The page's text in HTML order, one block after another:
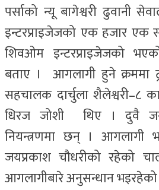
पर्साको न्यू बागेश्वरी ढुवानी
इन्टरप्राइजेजको एक हजार एक
शिवओम इन्टरप्राइजेजको
बताए । आगलागी हुने क्रममा
सहचालक दार्चुला शैलेश्वरी–८
धिरज जोशी थिए । दुवै
नियन्त्रणमा छन् । आगलागी
जयप्रकाश चौधरीको रहेको
आगलागीबारे अनुसन्धान भइरहेको